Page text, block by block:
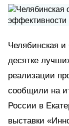
Челябинская и
десятке
реализации
сообщили на
России в
выставки